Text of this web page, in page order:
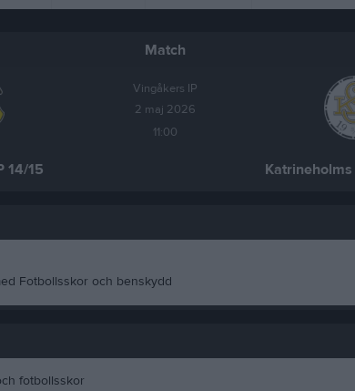
Match
14/15
Vingåkers IP
2 maj 2026
11:00
Katrineholms
Fotbollsskor och benskydd
fotbollsskor